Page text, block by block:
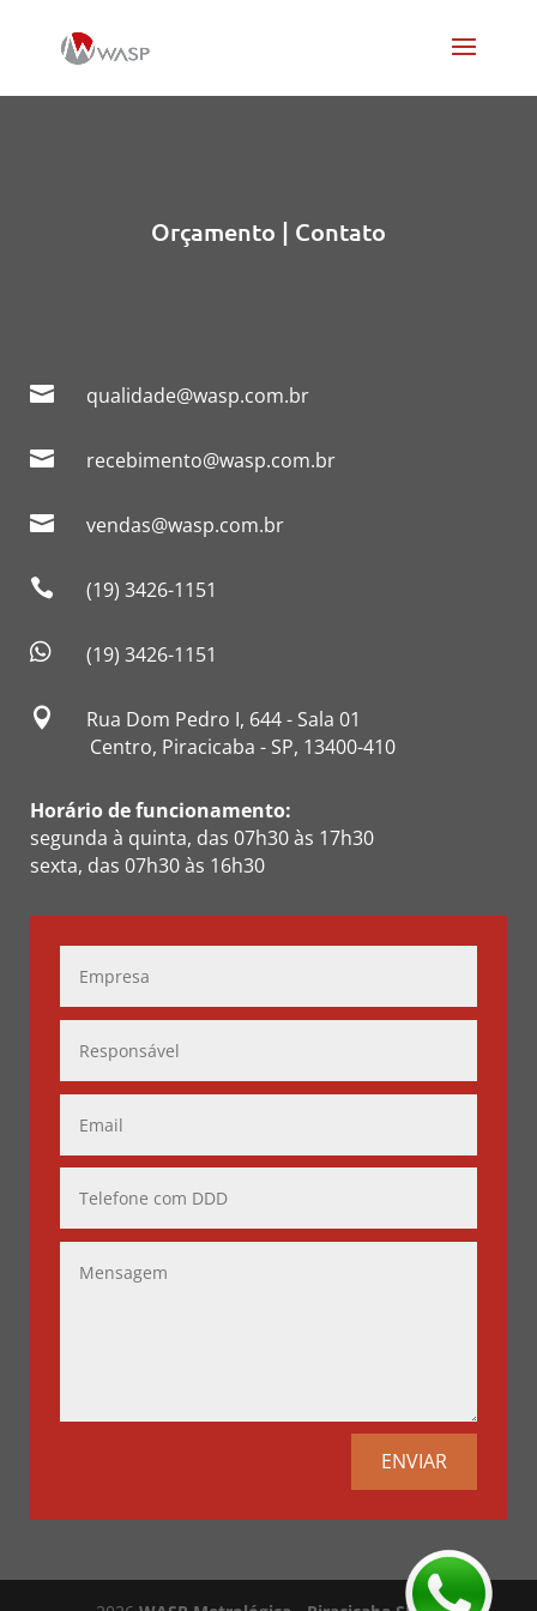
Orçamento | Contato
 qualidade@wasp.com.br
 recebimento@wasp.com.br
 vendas@wasp.com.br
 (19) 3426-1151
 (19) 3426-1151

Rua Dom Pedro I, 644 - Sala 01
Centro, Piracicaba - SP, 13400-410
Horário de funcionamento:
segunda à quinta, das 07h30 às 17h30
sexta, das 07h30 às 16h30
ENVIAR